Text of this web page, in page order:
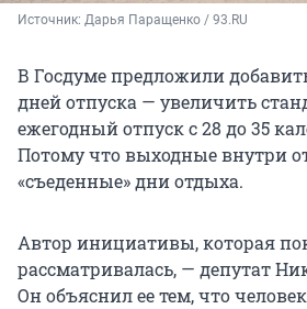
Источник: Дарья Паращенко / 93.RU
В Госдуме предложили
дней отпуска — увеличить
ежегодный отпуск с 28 до 35
Потому что выходные внутри
«съеденные» дни отдыха.
Автор инициативы, которая
рассматривалась, — депутат
Он объяснил ее тем, что